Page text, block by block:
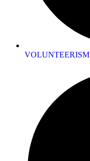
VOLUNTEERISM